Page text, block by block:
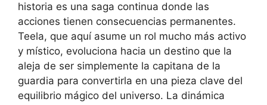
historia es una saga continua donde las
acciones tienen consecuencias permanentes.
Teela, que aquí asume un rol mucho más activo
y místico, evoluciona hacia un destino que la
aleja de ser simplemente la capitana de la
guardia para convertirla en una pieza clave del
equilibrio mágico del universo. La dinámica